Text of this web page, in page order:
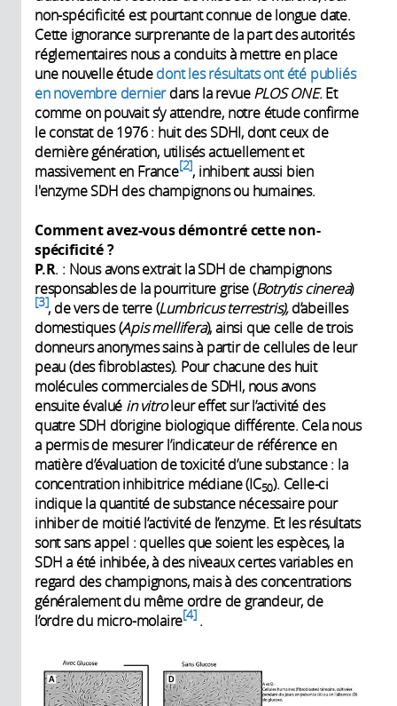
non-spécificité est pourtant connue de longue date.
Cette ignorance surprenante de la part des autorités
réglementaires nous a conduits à mettre en place
une nouvelle étudedont les résultats ont été publiés
en novembre dernierdans la revuePLOS ONE. Et
comme on pouvait s’y attendre, notre étude confirme
le constat de 1976 : huit des SDHI, dont ceux de
dernière génération, utilisés actuellement et
massivement en France 2 , inhibent aussi bien
l'enzyme SDH des champignons ou humaines.
Comment avez-vous démontré cette non-
spécificité ?
P.R. : Nous avons extrait la SDH de champignons
responsables de la pourriture grise (Botrytis cinerea)
3 , de vers de terre (Lumbricus terrestris),d’abeilles
domestiques (Apis mellifera), ainsi que celle de trois
donneurs anonymes sains à partir de cellules de leur
peau (des fibroblastes). Pour chacune des huit
molécules commerciales de SDHI, nous avons
ensuite évalué in vitroleur effet sur l’activité des
quatre SDH d’origine biologique différente. Cela nous
a permis de mesurer l’indicateur de référence en
matière d’évaluation de toxicité d’une substance : la
concentration inhibitrice médiane (IC50). Celle-ci
indique la quantité de substance nécessaire pour
inhiber de moitié l’activité de l’enzyme. Et les résultats
sont sans appel : quelles que soient les espèces, la
SDH a été inhibée, à des niveaux certes variables en
regard des champignons, mais à des concentrations
généralement du même ordre de grandeur, de
l’ordre du micro-molaire 4 .